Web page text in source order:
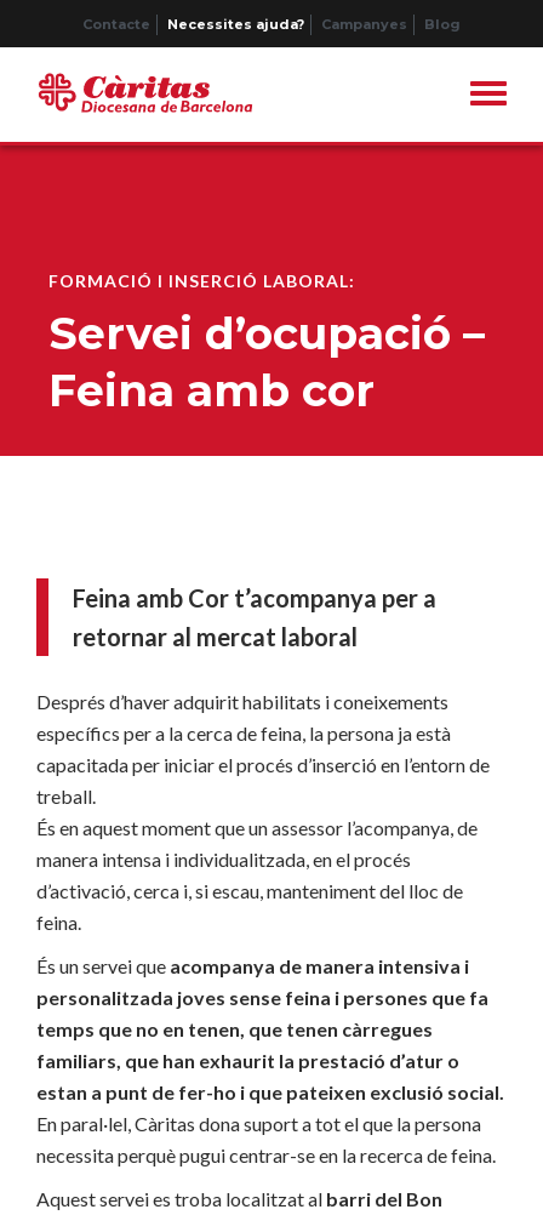
Contacte Necessites ajuda? Campanyes Blog
FORMACIÓ I INSERCIÓ LABORAL:
Servei d’ocupació –
Feina amb cor
Feina amb Cor t’acompanya per a
retornar al mercat laboral
Després d’haver adquirit habilitats i coneixements
específics per a la cerca de feina, la persona ja està
capacitada per iniciar el procés d’inserció en l’entorn de
treball.
És en aquest moment que un assessor l’acompanya, de
manera intensa i individualitzada, en el procés
d’activació, cerca i, si escau, manteniment del lloc de
feina.
És un servei que acompanya de manera intensiva i
personalitzada joves sense feina i persones que fa
temps que no en tenen, que tenen càrregues
familiars, que han exhaurit la prestació d’atur o
estan a punt de fer-ho i que pateixen exclusió social.
En paral·lel, Càritas dona suport a tot el que la persona
necessita perquè pugui centrar-se en la recerca de feina.
Aquest servei es troba localitzat al barri del Bon